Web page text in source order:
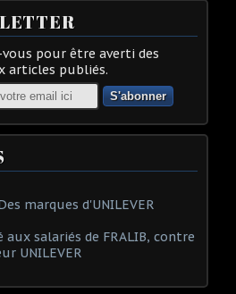
pour être averti des
articles publiés.
marques d'UNILEVER
aux salariés de FRALIB, contre
UNILEVER